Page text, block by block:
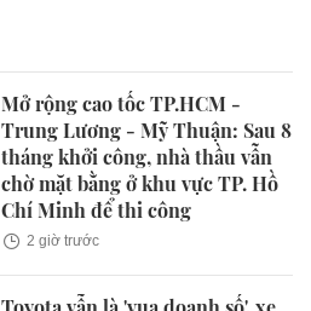
Mở rộng cao tốc TP.HCM -
Trung Lương - Mỹ Thuận: Sau 8
tháng khởi công, nhà thầu vẫn
chờ mặt bằng ở khu vực TP. Hồ
Chí Minh để thi công
2 giờ trước